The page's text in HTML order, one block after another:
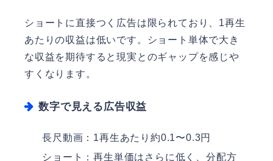
ショートに直接つく広告は限られており、1再生
あたりの収益は低いです。ショート単体で大き
な収益を期待すると現実とのギャップを感じや
すくなります。
数字で見える広告収益
長尺動画：1再生あたり約0.1〜0.3円
ショート：再生単価はさらに低く、分配方